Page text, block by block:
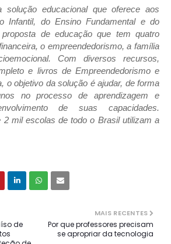
solução educacional que oferece aos
Infantil, do Ensino Fundamental e do
de educação que tem quatro
o empreendedorismo, a família
Com diversos recursos,
e livros de Empreendedorismo e
o objetivo da solução é ajudar, de forma
no processo de aprendizagem e
de suas capacidades.
2 mil escolas de todo o Brasil utilizam a
MAIS RECENTES
Por que professores precisam
se apropriar da tecnologia
de